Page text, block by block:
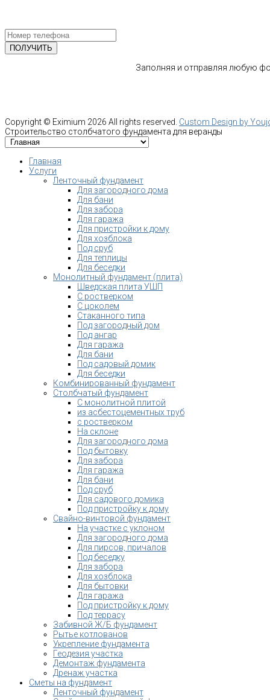
Заполняя и отправляя любую
Copyright © Eximium 2026 All rights reserved. Custom Design by
Строительство столбчатого фундамента для веранды
Главная
Услуги
Ленточный фундамент
Для загородного дома
Для бани
Для забора
Для гаража
Для пристройки к дому
Для хозблока
Под сруб
Для теплицы
Для беседки
Монолитный фундамент (плита)
Шведская плита УШП
С ростверком
С цоколем
Стаканного типа
Под загородный дом
Под ангар
Для гаража
Для бани
Под садовый домик
Для беседки
Комбинированный фундамент
Столбчатый фундамент
С монолитной плитой
из асбестоцементных труб
с ростверком
На склоне
Для загородного дома
Под бытовку
Для забора
Для гаража
Для бани
Под сруб
Для садового домика
Под пристройку к дому
Свайно-винтовой фундамент
На участке с уклоном
Для загородного дома
Для пирсов, причалов
Под беседку
Для забора
Для хозблока
Для бытовки
Для гаража
Под пристройку к дому
Под террасу
Забивной Ж/Б фундамент
Рытье котлованов
Укрепление фундамента
Геодезия участка
Демонтаж фундамента
Дренаж участка
Сметы на фундамент
Ленточный фундамент